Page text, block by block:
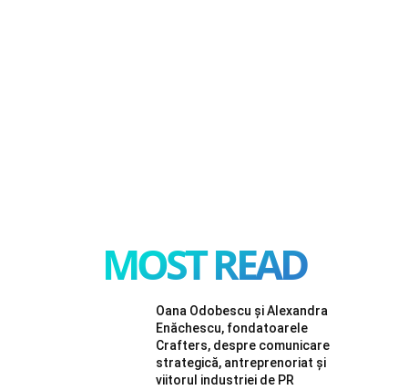
MOST READ
Oana Odobescu și Alexandra
Enăchescu, fondatoarele
Crafters, despre comunicare
strategică, antreprenoriat și
viitorul industriei de PR